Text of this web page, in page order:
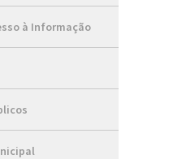
à Informação